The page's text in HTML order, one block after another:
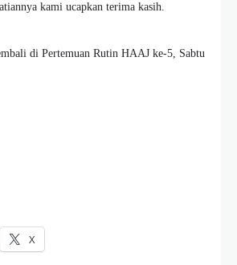
kami ucapkan terima kasih.
di Pertemuan Rutin HAAJ ke-5, Sabtu
X